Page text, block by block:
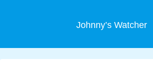
Johnny’s Watcher